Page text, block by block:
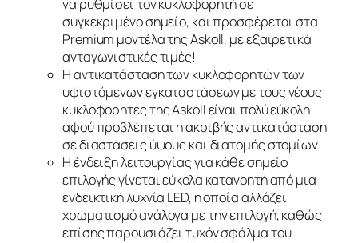
να ρυθμίσει τον κυκλοφορητή σε
συγκεκριμένο σημείο, και προσφέρεται στα
Premium μοντέλα της Askoll, με εξαιρετικά
ανταγωνιστικές τιμές!
Η αντικατάσταση των κυκλοφορητών των
υφιστάμενων εγκαταστάσεων με τους νέους
κυκλοφορητές της Askoll είναι πολύ εύκολη
αφού προβλέπεται η ακριβής αντικατάσταση
σε διαστάσεις ύψους και διατομής στομίων.
Η ένδειξη λειτουργίας για κάθε σημείο
επιλογής γίνεται εύκολα κατανοητή από μια
ενδεικτική λυχνία LED, η οποία αλλάζει
χρωματισμό ανάλογα με την επιλογή, καθώς
επίσης παρουσιάζει τυχόν σφάλμα του